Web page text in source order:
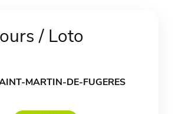
/ Loto
MARTIN-DE-FUGERES